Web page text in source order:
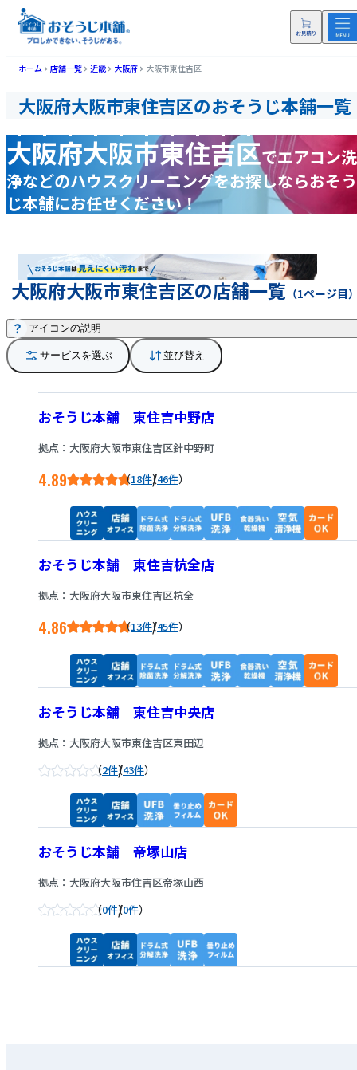
ホーム 店舗一覧 近畿 大阪府 大阪市東住吉区
大阪府大阪市東住吉区のおそうじ本舗一覧
大阪府大阪市東住吉区でエアコン洗
浄などのハウスクリーニングをお探しならおそう
じ本舗にお任せください！
大阪府大阪市東住吉区の店舗一覧 （1ページ目
サービスを選ぶ 並び替え
アイコンの説明
おそうじ本舗 東住吉中野店
拠点：大阪府大阪市東住吉区針中野町
4.89 18件/46件
おそうじ本舗 東住吉杭全店
拠点：大阪府大阪市東住吉区杭全
4.86 13件/45件
おそうじ本舗 東住吉中央店
拠点：大阪府大阪市東住吉区東田辺
2件/43件
おそうじ本舗 帝塚山店
拠点：大阪府大阪市住吉区帝塚山西
0件/0件